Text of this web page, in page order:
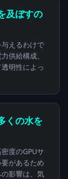
及ぼすの
えるわけで
供給構成、
明性によっ
くの水を
度のGPUサ
があるため
影響は、気